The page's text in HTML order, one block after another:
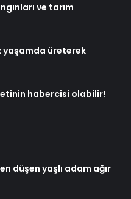
ve tarım
yaşamda üreterek
habercisi olabilir!
düşen yaşlı adam ağır